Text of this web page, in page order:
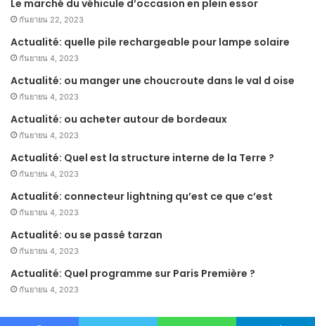
Le marché du véhicule d’occasion en plein essor
กันยายน 22, 2023
Actualité: quelle pile rechargeable pour lampe solaire
กันยายน 4, 2023
Actualité: ou manger une choucroute dans le val d oise
กันยายน 4, 2023
Actualité: ou acheter autour de bordeaux
กันยายน 4, 2023
Actualité: Quel est la structure interne de la Terre ?
กันยายน 4, 2023
Actualité: connecteur lightning qu’est ce que c’est
กันยายน 4, 2023
Actualité: ou se passé tarzan
กันยายน 4, 2023
Actualité: Quel programme sur Paris Première ?
กันยายน 4, 2023